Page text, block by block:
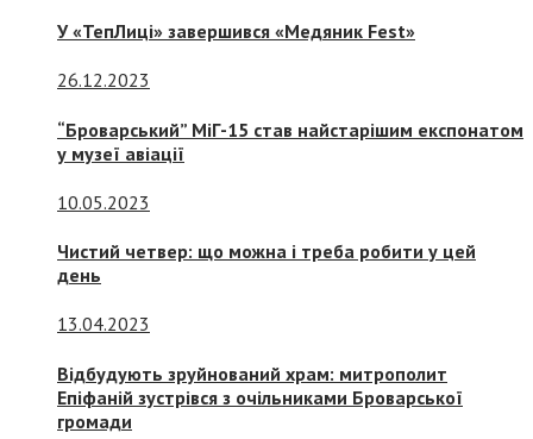
У «ТепЛиці» завершився «Медяник Fest»
26.12.2023
“Броварський” МіГ-15 став найстарішим експонатом
у музеї авіації
10.05.2023
Чистий четвер: що можна і треба робити у цей
день
13.04.2023
Відбудують зруйнований храм: митрополит
Епіфаній зустрівся з очільниками Броварської
громади